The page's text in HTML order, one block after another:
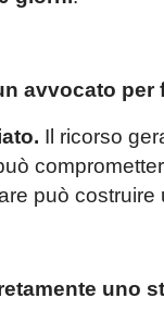
avvocato per
Il ricorso
può
uno
periodo
Per tali
una email:
riscontro da